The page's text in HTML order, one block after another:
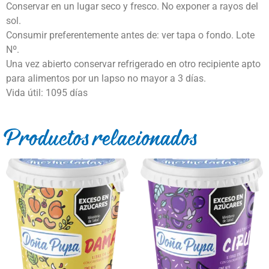
Conservar en un lugar seco y fresco. No exponer a rayos del
sol.
Consumir preferentemente antes de: ver tapa o fondo. Lote
Nº.
Una vez abierto conservar refrigerado en otro recipiente apto
para alimentos por un lapso no mayor a 3 días.
Vida útil: 1095 días
Productos relacionados